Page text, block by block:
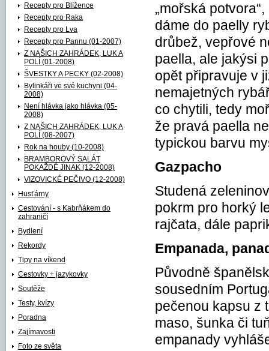
Recepty pro Blížence
Recepty pro Raka
Recepty pro Lva
Recepty pro Pannu (01-2007)
Z NAŠICH ZAHRÁDEK, LUK A
POLÍ (01-2008)
ŠVESTKY A PECKY (02-2008)
Bylinkáři ve své kuchyni (04-
2008)
Není hlávka jako hlávka (05-
2008)
Z NAŠICH ZAHRÁDEK, LUK A
POLÍ (08-2007)
Rok na houby (10-2008)
BRAMBOROVÝ SALÁT
POKAŽDÉ JINAK (12-2008)
VIZOVICKÉ PEČIVO (12-2008)
Husťárny
Cestování - s Kabrňákem do
zahraničí
Bydlení
Rekordy
Tipy na víkend
Cestovky + jazykovky
Soutěže
Testy, kvízy
Poradna
Zajímavosti
Foto ze světa
„mořská
dáme do paelly
drůbež, vepřové
paella, ale jakýsi
opět připravuje v
nemajetných
co chytili, tedy
že pravá paella
typickou barvu
Gazpacho
Studená
pokrm pro horký
rajčata, dále
Empanada,
Původně
sousedním
pečenou kapsu z
maso, šunka či
empanady